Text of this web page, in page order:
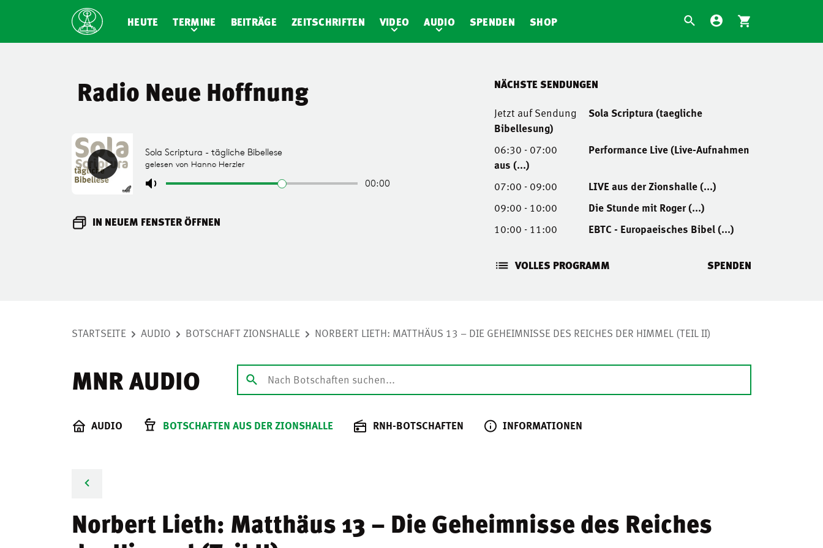
HEUTE TERMINE BEITRÄGE ZEITSCHRIFTEN VIDEO AUDIO SPENDEN SHOP
Radio Neue Hoffnung
IN NEUEM FENSTER ÖFFNEN
NÄCHSTE SENDUNGEN
Jetzt auf Sendung
Sola Scriptura (taegliche
Bibellesung)
06:30 - 07:00
Performance Live (Live-Aufnahmen
aus (...)
07:00 - 09:00
LIVE aus der Zionshalle (...)
09:00 - 10:00
Die Stunde mit Roger (...)
10:00 - 11:00
EBTC - Europaeisches Bibel (...)
VOLLES PROGRAMM SPENDEN
STARTSEITE AUDIO BOTSCHAFT ZIONSHALLE NORBERT LIETH: MATTHÄUS 13 – DIE GEHEIMNISSE DES REICHES DER HIMMEL (TEIL II)
MNR AUDIO
AUDIO BOTSCHAFTEN AUS DER ZIONSHALLE RNH-BOTSCHAFTEN INFORMATIONEN
Norbert Lieth: Matthäus 13 – Die Geheimnisse des Reiches